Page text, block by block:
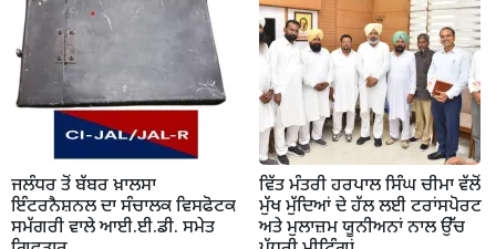
ਜਲੰਧਰ ਤੋਂ ਬੱਬਰ ਖ਼ਾਲਸਾ
ਇੰਟਰਨੈਸ਼ਨਲ ਦਾ ਸੰਚਾਲਕ ਵਿਸਫੋਟਕ
ਸਮੱਗਰੀ ਵਾਲੇ ਆਈ.ਈ.ਡੀ. ਸਮੇਤ
ਵਿੱਤ ਮੰਤਰੀ ਹਰਪਾਲ ਸਿੰਘ ਚੀਮਾ ਵੱਲੋਂ
ਮੁੱਖ ਮੁੱਦਿਆਂ ਦੇ ਹੱਲ ਲਈ ਟਰਾਂਸਪੋਰਟ
ਅਤੇ ਮੁਲਾਜ਼ਮ ਯੂਨੀਅਨਾਂ ਨਾਲ ਉੱਚ